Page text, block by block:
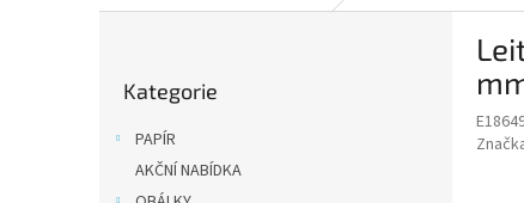
kategorie
Kategorie
PAPÍR
AKČNÍ NABÍDKA